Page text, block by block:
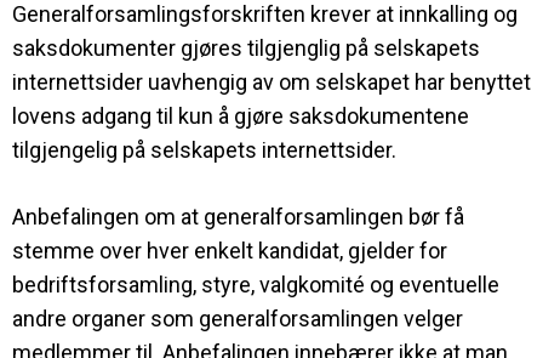
Generalforsamlingsforskriften krever at innkalling og
saksdokumenter gjøres tilgjenglig på selskapets
internettsider uavhengig av om selskapet har benyttet
lovens adgang til kun å gjøre saksdokumentene
tilgjengelig på selskapets internettsider.
Anbefalingen om at generalforsamlingen bør få
stemme over hver enkelt kandidat, gjelder for
bedriftsforsamling, styre, valgkomité og eventuelle
andre organer som generalforsamlingen velger
medlemmer til. Anbefalingen innebærer ikke at man